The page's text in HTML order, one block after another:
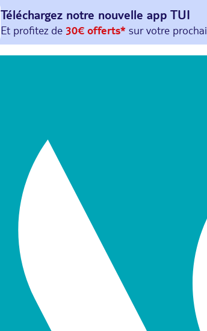
Téléchargez notre nouvelle app TUI
Et profitez de 30€ offerts*sur votreprochain
avec le code : HAPPYAPP